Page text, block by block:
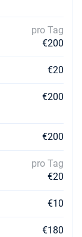
pro Tag
€200
€20
€200
€200
pro Tag
€20
€10
€180